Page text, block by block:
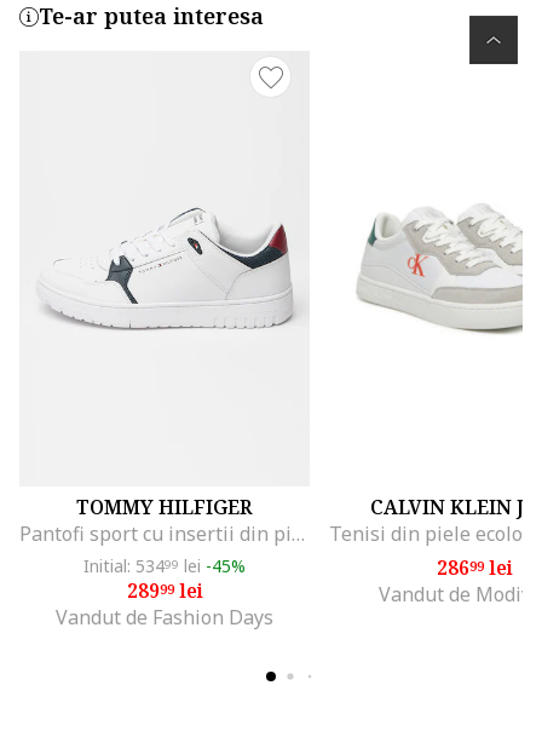
Te-ar putea interesa
TOMMY HILFIGER
Pantofi sport cu insertii din piele Core Lite, Negru/Alb optic
Initial: 53499 lei -45%
28999lei
Vandut de Fashion Days
CALVIN KLEIN
28699lei
Vandut de